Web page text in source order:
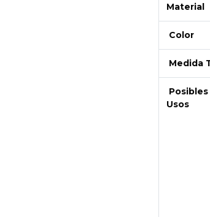
Material
Color
Medida
Posibles
Usos